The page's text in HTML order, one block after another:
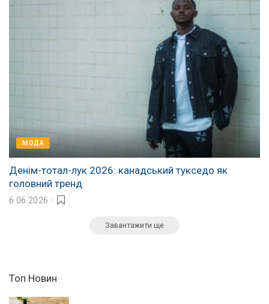
МОДА
Денім-тотал-лук 2026: канадський тукседо як
головний тренд
6.06.2026
Завантажити ще
Топ Новин